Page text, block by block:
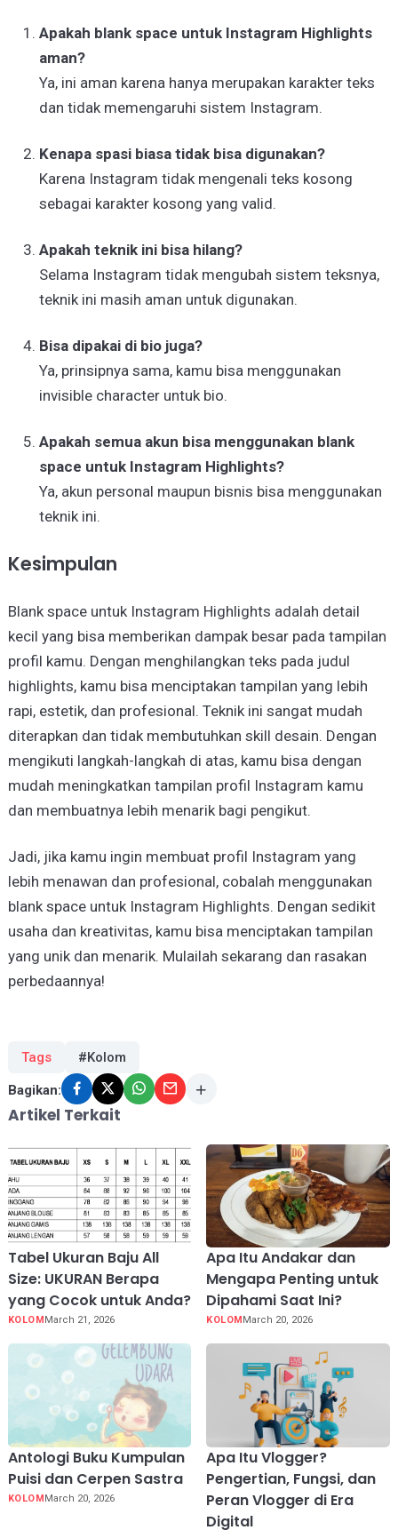
Apakah blank space untuk Instagram Highlights
aman?
Ya, ini aman karena hanya merupakan karakter teks
dan tidak memengaruhi sistem Instagram.
Kenapa spasi biasa tidak bisa digunakan?
Karena Instagram tidak mengenali teks kosong
sebagai karakter kosong yang valid.
Apakah teknik ini bisa hilang?
Selama Instagram tidak mengubah sistem teksnya,
teknik ini masih aman untuk digunakan.
Bisa dipakai di bio juga?
Ya, prinsipnya sama, kamu bisa menggunakan
invisible character untuk bio.
Apakah semua akun bisa menggunakan blank
space untuk Instagram Highlights?
Ya, akun personal maupun bisnis bisa menggunakan
teknik ini.
Kesimpulan
Blank space untuk Instagram Highlights adalah detail
kecil yang bisa memberikan dampak besar pada tampilan
profil kamu. Dengan menghilangkan teks pada judul
highlights, kamu bisa menciptakan tampilan yang lebih
rapi, estetik, dan profesional. Teknik ini sangat mudah
diterapkan dan tidak membutuhkan skill desain. Dengan
mengikuti langkah-langkah di atas, kamu bisa dengan
mudah meningkatkan tampilan profil Instagram kamu
dan membuatnya lebih menarik bagi pengikut.
Jadi, jika kamu ingin membuat profil Instagram yang
lebih menawan dan profesional, cobalah menggunakan
blank space untuk Instagram Highlights. Dengan sedikit
usaha dan kreativitas, kamu bisa menciptakan tampilan
yang unik dan menarik. Mulailah sekarang dan rasakan
perbedaannya!
Tags #Kolom
Bagikan:
Artikel Terkait
Tabel Ukuran Baju All
Size: UKURAN Berapa
yang Cocok untuk Anda?
KOLOM March 21, 2026
Apa Itu Andakar dan
Mengapa Penting untuk
Dipahami Saat Ini?
KOLOM March 20, 2026
Antologi Buku Kumpulan
Puisi dan Cerpen Sastra
KOLOMMarch 20, 2026
Apa Itu Vlogger?
Pengertian, Fungsi, dan
Peran Vlogger di Era
Digital